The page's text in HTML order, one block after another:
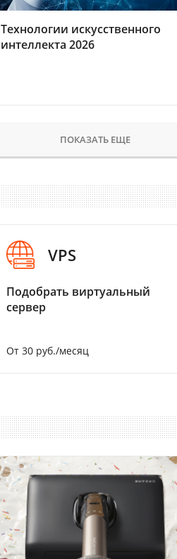
Технологии искусственного
интеллекта 2026
ПОКАЗАТЬ ЕЩЕ
VPS
Подобрать виртуальный
сервер
От 30 руб./месяц